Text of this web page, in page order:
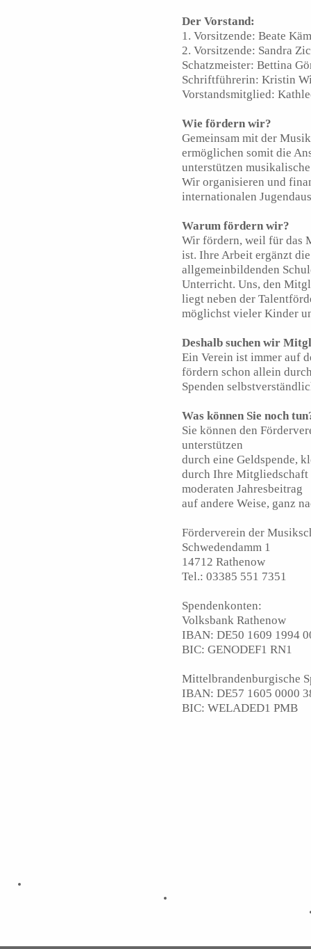
Der Vorstand:
1. Vorsitzende: Beate
2. Vorsitzende: Sandra
Schatzmeister: Bettina
Schriftführerin: Kristin
Vorstandsmitglied:
Wie fördern wir?
Gemeinsam mit der
ermöglichen somit die
unterstützen
Wir organisieren und
internationalen
Warum fördern wir?
Wir fördern, weil für das
ist. Ihre Arbeit ergänzt
allgemeinbildenden
Unterricht. Uns, den
liegt neben der
möglichst vieler Kinder
Deshalb suchen wir
Ein Verein ist immer auf
fördern schon allein
Spenden
Was können Sie noch
Sie können den
unterstützen
durch eine Geldspende,
durch Ihre Mitgliedschaft
moderaten Jahresbeitrag
auf andere Weise, ganz
Förderverein der
Schwedendamm 1
14712 Rathenow
Tel.: 03385 551 7351
Spendenkonten:
Volksbank Rathenow
IBAN: DE50 1609 1994
BIC: GENODEF1 RN1
Mittelbrandenburgische
IBAN: DE57 1605 0000
BIC: WELADED1 PMB